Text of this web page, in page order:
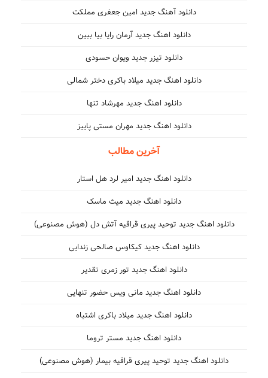
دانلود آهنگ جدید امین جعفری مملکت
دانلود اهنگ جدید آرمان رایا بیا ببین
دانلود تیزر جدید ویوان حسودی
دانلود اهنگ جدید میلاد باکری دختر شمالی
دانلود اهنگ جدید مهرشاد تنها
دانلود اهنگ جدید مهران مستی پاییز
آخرین مطالب
دانلود اهنگ جدید امیر لرد هل استار
دانلود اهنگ جدید میث ماسک
دانلود اهنگ جدید توحید پیری قراقیه آتش دل (هوش مصنوعی)
دانلود اهنگ جدید کیکاوس صالحی زندایی
دانلود اهنگ جدید تور زمری تقدیر
دانلود اهنگ جدید مانی ویس حضور تنهایی
دانلود اهنگ جدید میلاد باکری اشتباه
دانلود اهنگ جدید مستر تروما
دانلود اهنگ جدید توحید پیری قراقیه بیمار (هوش مصنوعی)